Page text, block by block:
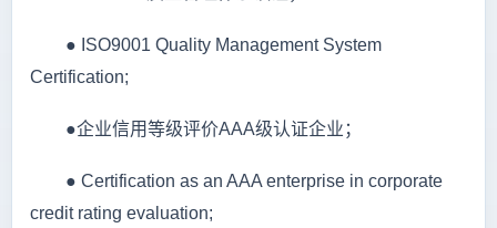
● ISO9001 Quality Management System
Certification;
●企业信用等级评价AAA级认证企业；
● Certification as an AAA enterprise in corporate
credit rating evaluation;